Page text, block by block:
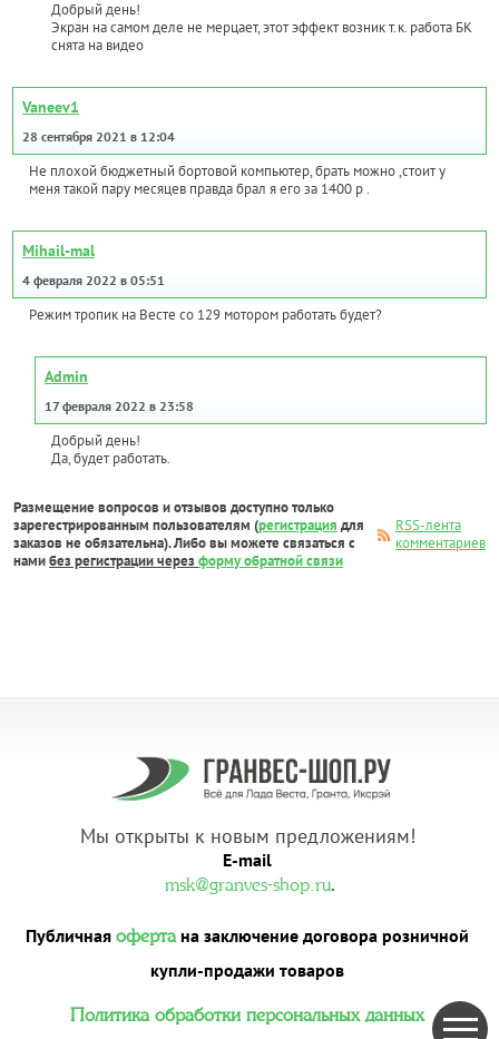
Добрый день!
Экран на самом деле не мерцает, этот эффект возник т.к. работа БК
снята на видео
Vaneev1
28 сентября 2021 в 12:04
Не плохой бюджетный бортовой компьютер, брать можно ,стоит у
меня такой пару месяцев правда брал я его за 1400 р .
Mihail-mal
4 февраля 2022 в 05:51
Режим тропик на Весте со 129 мотором работать будет?
Admin
17 февраля 2022 в 23:58
Добрый день!
Да, будет работать.
Размещение вопросов и отзывов доступно только
зарегестрированным пользователям (регистрация для
заказов не обязательна). Либо вы можете связаться с
намибез регистрации через форму обратной связи
RSS-лента
комментариев
Мы открыты к новым предложениям!
E-mail
msk@granves-shop.ru.
Публичная офертана заключение договора розничной
купли-продажи товаров
Политика обработки персональных данных